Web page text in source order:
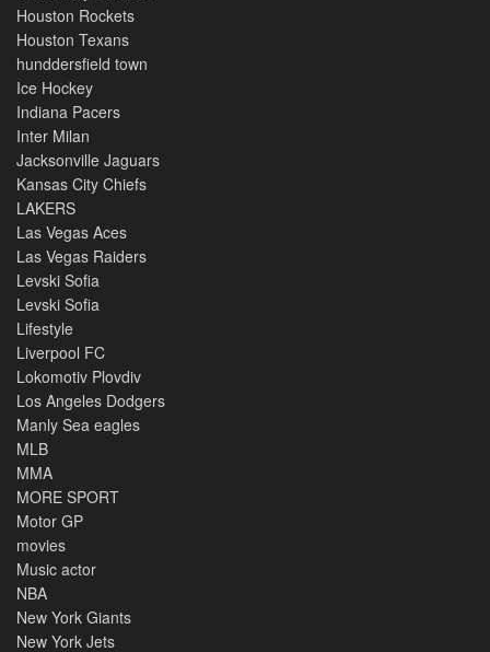
Houston Rockets
Houston Texans
hunddersfield town
Ice Hockey
Indiana Pacers
Inter Milan
Jacksonville Jaguars
Kansas City Chiefs
LAKERS
Las Vegas Aces
Las Vegas Raiders
Levski Sofia
Levski Sofia
Lifestyle
Liverpool FC
Lokomotiv Plovdiv
Los Angeles Dodgers
Manly Sea eagles
MLB
MMA
MORE SPORT
Motor GP
movies
Music actor
NBA
New York Giants
New York Jets